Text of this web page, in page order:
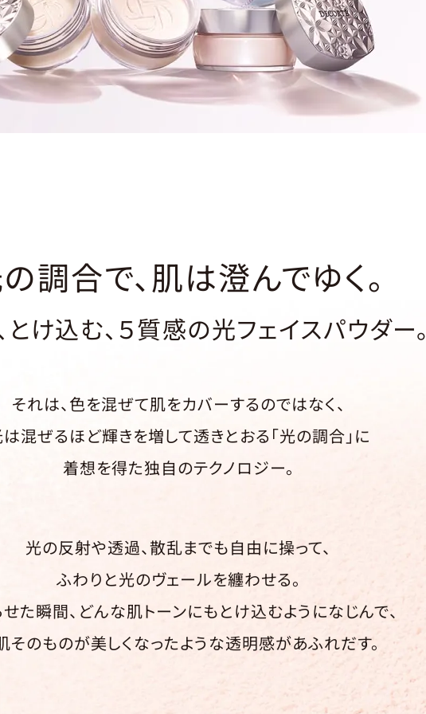
調合で、肌は澄んでゆく。
とけ込む、５質感の光フェイスパウダー。
それは、色を混ぜて肌をカバーするのではなく、
混ぜるほど輝きを増して透きとおる「光の調合」に
着想を得た独自のテクノロジー。
光の反射や透過、散乱までも自由に操って、
ふわりと光のヴェールを纏わせる。
た瞬間、どんな肌トーンにもとけ込むようになじんで、
そのものが美しくなったような透明感があふれだす。